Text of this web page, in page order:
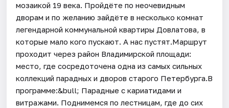
мозаикой 19 века. Пройдёте по неочевидным
дворам и по желанию зайдёте в несколько комнат
легендарной коммунальной квартиры Довлатова, в
которые мало кого пускают. А нас пустят.Маршрут
проходит через район Владимирской площади:
место, где сосредоточена одна из самых сильных
коллекций парадных и дворов старого Петербурга.В
программе:&bull; Парадные с кариатидами и
витражами. Поднимемся по лестницам, где до сих